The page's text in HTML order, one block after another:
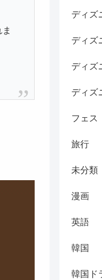
ディズ
ディズ
ディズ
ディズ
フェス
旅行
未分類
漫画
英語
韓国
韓国ド